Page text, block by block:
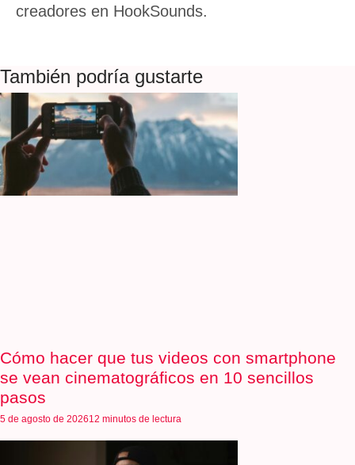
creadores en HookSounds.
También podría gustarte
Cómo hacer que tus videos con smartphone
se vean cinematográficos en 10 sencillos
pasos
5 de agosto de 202612 minutos de lectura